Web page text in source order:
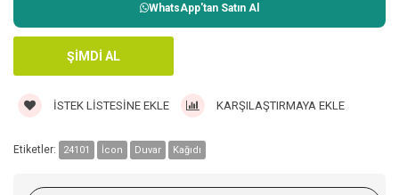
WhatsApp'tan Satın Al
İSTEK LISTESINE EKLE KARŞILAŞTIRMAYA EKLE
Etiketler: 24101 İcon Duvar Kağıdı